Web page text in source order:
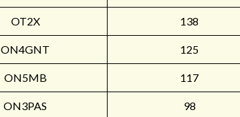
OT2X 138
ON4GNT 125
ON5MB 117
ON3PAS 98